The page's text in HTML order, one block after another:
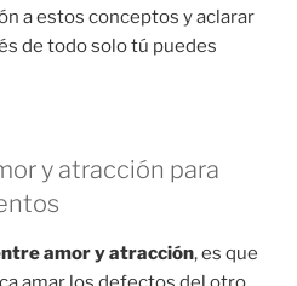
a estos conceptos y aclarar
de todo solo tú puedes
y atracción para
amor y atracción, es que